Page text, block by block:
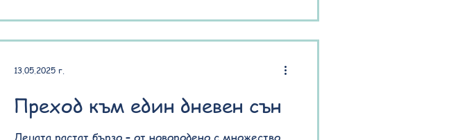
Преход към един дневен сън
13.05.2025 г.